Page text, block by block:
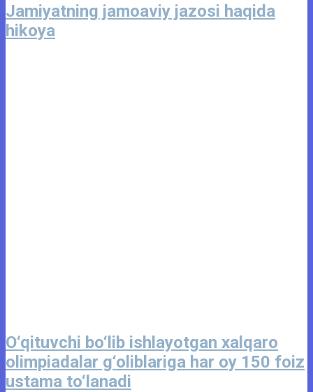
Jamiyatning jamoaviy jazosi haqida
hikoya
O‘qituvchi bo‘lib ishlayotgan xalqaro
olimpiadalar g‘oliblariga har oy 150 foiz
ustama to‘lanadi